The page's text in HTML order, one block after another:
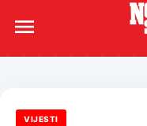
VIJESTI